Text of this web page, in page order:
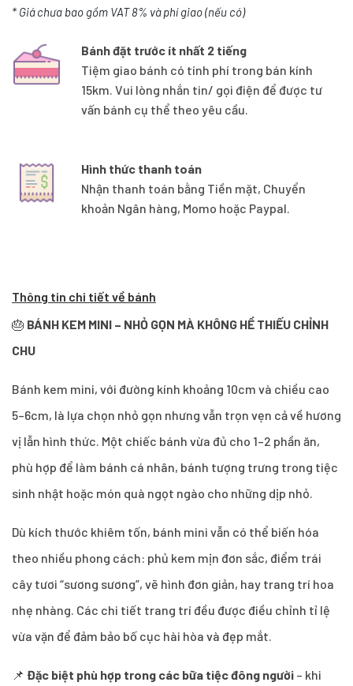
* Giá chưa bao gồm VAT 8% và phí giao (nếu có)
Bánh đặt trước ít nhất 2 tiếng
Tiệm giao bánh có tính phí trong bán kính
15km. Vui lòng nhắn tin/ gọi điện để được tư
vấn bánh cụ thể theo yêu cầu.
Hình thức thanh toán
Nhận thanh toán bằng Tiền mặt, Chuyển
khoản Ngân hàng, Momo hoặc Paypal.
Thông tin chi tiết về bánh
🎂 BÁNH KEM MINI – NHỎ GỌN MÀ KHÔNG HỀ THIẾU CHỈNH
CHU
Bánh kem mini, với đường kính khoảng 10cm và chiều cao
5–6cm, là lựa chọn nhỏ gọn nhưng vẫn trọn vẹn cả về hương
vị lẫn hình thức. Một chiếc bánh vừa đủ cho 1–2 phần ăn,
phù hợp để làm bánh cá nhân, bánh tượng trưng trong tiệc
sinh nhật hoặc món quà ngọt ngào cho những dịp nhỏ.
Dù kích thước khiêm tốn, bánh mini vẫn có thể biến hóa
theo nhiều phong cách: phủ kem mịn đơn sắc, điểm trái
cây tươi “sương sương”, vẽ hình đơn giản, hay trang trí hoa
nhẹ nhàng. Các chi tiết trang trí đều được điều chỉnh tỉ lệ
vừa vặn để đảm bảo bố cục hài hòa và đẹp mắt.
📌 Đặc biệt phù hợp trong các bữa tiệc đông người – khi